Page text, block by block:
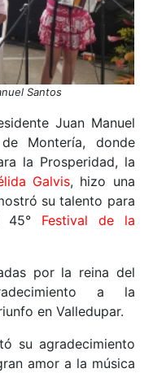
Santos
Juan Manuel
Montería, donde
la Prosperidad, la
Galvis, hizo una
su talento para
45° Festival de la
por la reina del
a la
en Valledupar.
su agradecimiento
amor a la música